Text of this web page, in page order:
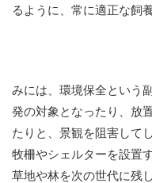
るように、常に適正な飼
みには、環境保全という
発の対象となったり、放
たりと、景観を阻害して
牧柵やシェルターを設置
草地や林を次の世代に残